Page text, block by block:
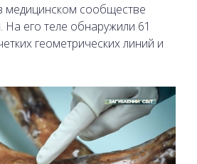
сообществе
На его теле обнаружили 61
геометрических линий и